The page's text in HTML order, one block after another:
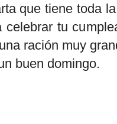
que tiene toda
celebrar tu
ración muy
buen domingo.